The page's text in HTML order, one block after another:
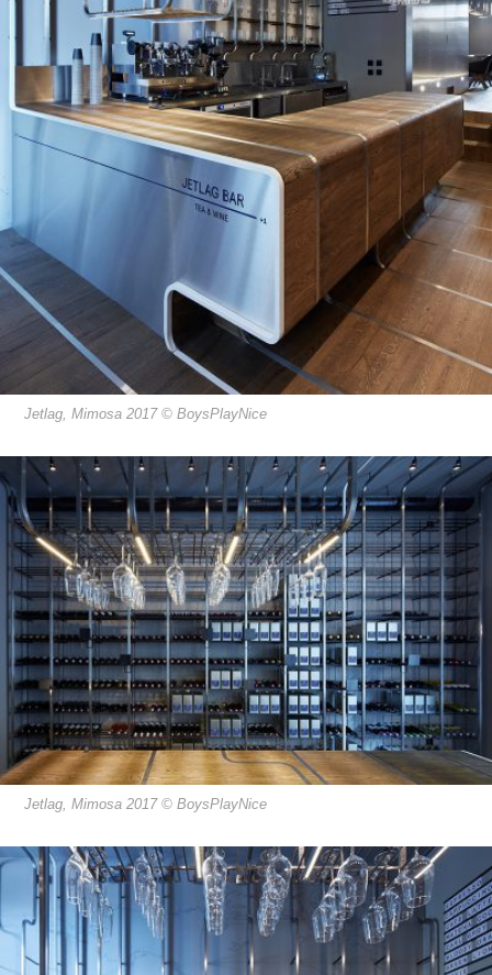
Jetlag, Mimosa 2017 © BoysPlayNice
Jetlag, Mimosa 2017 © BoysPlayNice